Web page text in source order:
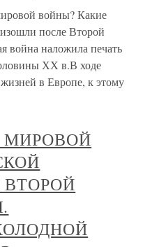
войны? Какие
после Второй
война наложила печать
ХХ в.В ходе
в Европе, к этому
МИРОВОЙ